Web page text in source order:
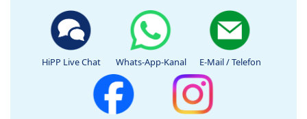
HiPP Live Chat Whats-App-Kanal E-Mail / Telefon